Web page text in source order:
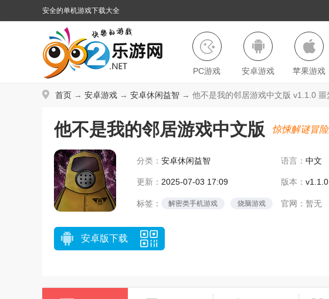
安全的单机游戏下载大全
PC游戏 安卓游戏 苹果游戏
首页 → 安卓游戏 → 安卓休闲益智 → 他不是我的邻居游戏中文版 v1.1.0 噩
他不是我的邻居游戏中文版 惊悚解谜冒
分类： 安卓休闲益智 语言： 中文
更新： 2025-07-03 17:09 版本：
标签： 解密类手机游戏
烧脑游戏
官网： 暂无
安卓版下载